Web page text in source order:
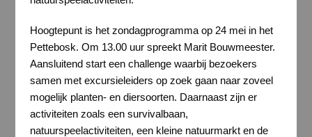
Hoogtepunt is het zondagprogramma op 24 mei in het
Pettebosk. Om 13.00 uur spreekt Marit Bouwmeester.
Aansluitend start een challenge waarbij bezoekers
samen met excursieleiders op zoek gaan naar zoveel
mogelijk planten- en diersoorten. Daarnaast zijn er
activiteiten zoals een survivalbaan,
natuurspeelactiviteiten, een kleine natuurmarkt en de